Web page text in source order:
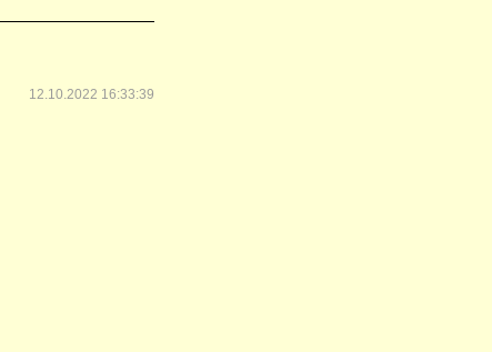
12.10.2022 16:33:39